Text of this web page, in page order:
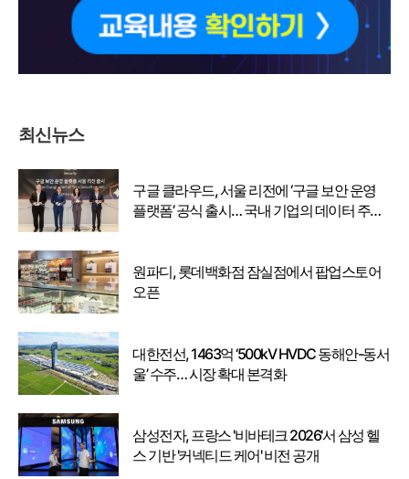
최신뉴스
구글 클라우드, 서울 리전에 ‘구글 보안 운영
플랫폼’ 공식 출시… 국내 기업의 데이터 주권
원파디, 롯데백화점 잠실점에서 팝업스토어
오픈
대한전선, 1463억 ‘500kV HVDC 동해안-동서
울’ 수주… 시장 확대 본격화
삼성전자, 프랑스 '비바테크 2026'서 삼성 헬
스 기반 '커넥티드 케어' 비전 공개